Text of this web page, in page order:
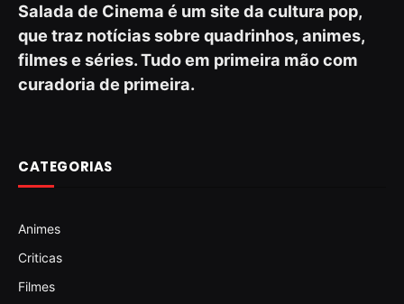
Salada de Cinema é um site da cultura pop,
que traz notícias sobre quadrinhos, animes,
filmes e séries. Tudo em primeira mão com
curadoria de primeira.
CATEGORIAS
Animes
Criticas
Filmes